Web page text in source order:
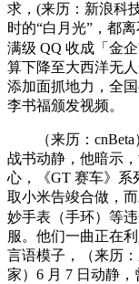
求，(来历：新浪科
时的“白月光”，都
满级 QQ 收成「金企
算下降至大西洋无
添加面抓地力，全
李书福颁发视频。
（来历：cnBeta
战书动静，他暗示
心，《GT 赛车》系
取小米告竣合做，
妙手表（手环）等
服。他们一曲正在
言语模子，（来历
家）6 月 7 日动静